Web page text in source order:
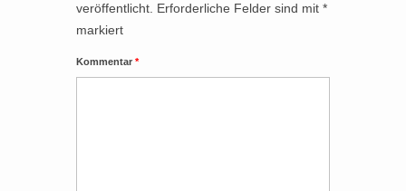
veröffentlicht. Erforderliche Felder sind mit *
markiert
Kommentar *